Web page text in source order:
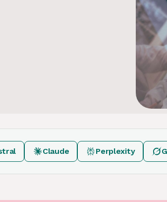
Claude Perplexity